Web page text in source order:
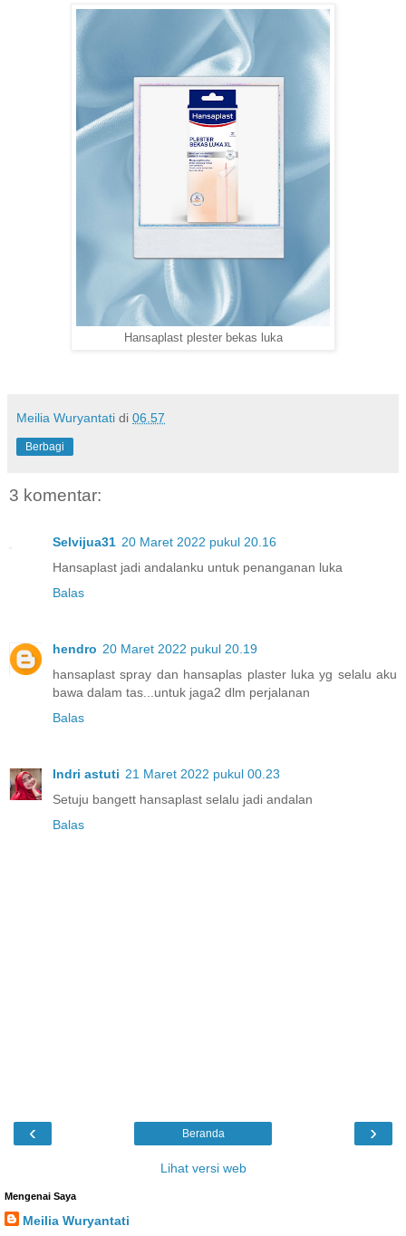
Hansaplast plester bekas luka
Meilia Wuryantati di 06.57
Berbagi
3 komentar:
Selvijua31 20 Maret 2022 pukul 20.16
Hansaplast jadi andalanku untuk penanganan luka
Balas
hendro 20 Maret 2022 pukul 20.19
hansaplast spray dan hansaplas plaster luka yg selalu aku
bawa dalam tas...untuk jaga2 dlm perjalanan
Balas
Indri astuti 21 Maret 2022 pukul 00.23
Setuju bangett hansaplast selalu jadi andalan
Balas
‹ ›
Beranda
Lihat versi web
Mengenai Saya
Meilia Wuryantati